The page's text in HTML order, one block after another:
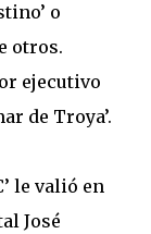
o
otros.
ejecutivo
de Troya’.
le valió en
José